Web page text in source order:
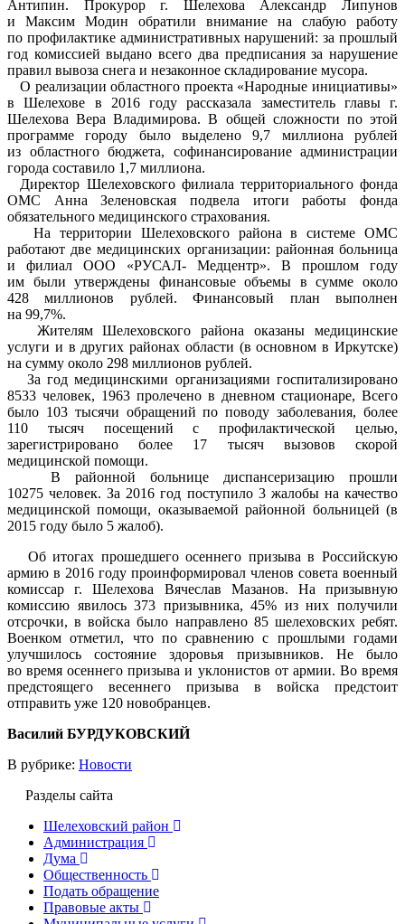
Антипин. Прокурор г. Шелехова Александр Липунов
и Максим Модин обратили внимание на слабую работу
по профилактике административных нарушений: за прошлый
год комиссией выдано всего два предписания за нарушение
правил вывоза снега и незаконное складирование мусора.
О реализации областного проекта «Народные инициативы»
в Шелехове в 2016 году рассказала заместитель главы г.
Шелехова Вера Владимирова. В общей сложности по этой
программе городу было выделено 9,7 миллиона рублей
из областного бюджета, софинансирование администрации
города составило 1,7 миллиона.
Директор Шелеховского филиала территориального фонда
ОМС Анна Зеленовская подвела итоги работы фонда
обязательного медицинского страхования.
На территории Шелеховского района в системе ОМС
работают две медицинских организации: районная больница
и филиал ООО «РУСАЛ- Медцентр». В прошлом году
им были утверждены финансовые объемы в сумме около
428 миллионов рублей. Финансовый план выполнен
на 99,7%.
Жителям Шелеховского района оказаны медицинские
услуги и в других районах области (в основном в Иркутске)
на сумму около 298 миллионов рублей.
За год медицинскими организациями госпитализировано
8533 человек, 1963 пролечено в дневном стационаре, Всего
было 103 тысячи обращений по поводу заболевания, более
110 тысяч посещений с профилактической целью,
зарегистрировано более 17 тысяч вызовов скорой
медицинской помощи.
В районной больнице диспансеризацию прошли
10275 человек. За 2016 год поступило 3 жалобы на качество
медицинской помощи, оказываемой районной больницей (в
2015 году было 5 жалоб).
Об итогах прошедшего осеннего призыва в Российскую
армию в 2016 году проинформировал членов совета военный
комиссар г. Шелехова Вячеслав Мазанов. На призывную
комиссию явилось 373 призывника, 45% из них получили
отсрочки, в войска было направлено 85 шелеховских ребят.
Военком отметил, что по сравнению с прошлыми годами
улучшилось состояние здоровья призывников. Не было
во время осеннего призыва и уклонистов от армии. Во время
предстоящего весеннего призыва в войска предстоит
отправить уже 120 новобранцев.
Василий БУРДУКОВСКИЙ
В рубрике: Новости
Разделы сайта
Шелеховский район
Администрация
Дума
Общественность
Подать обращение
Правовые акты